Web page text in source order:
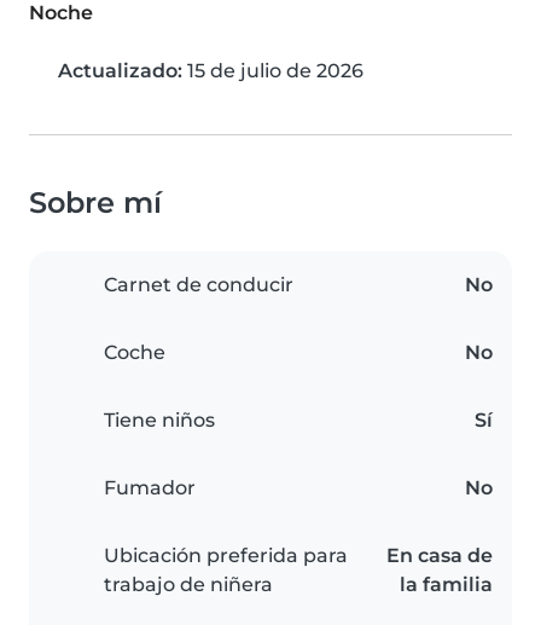
Noche
Actualizado: 15 de julio de 2026
Sobre mí
Carnet de conducir No
Coche No
Tiene niños Sí
Fumador No
Ubicación preferida para
trabajo de niñera
En casa de
la familia